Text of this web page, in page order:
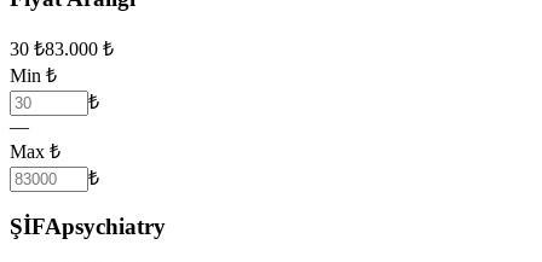
30 ₺83.000 ₺
Min ₺
₺
—
Max ₺
₺
ŞİFApsychiatry